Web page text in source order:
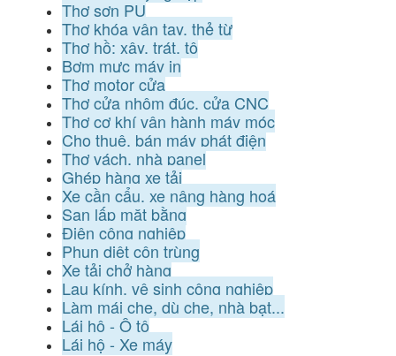
Thợ sơn PU
Thợ khóa vân tay, thẻ từ
Thợ hồ: xây, trát, tô
Bơm mực máy in
Thợ motor cửa
Thợ cửa nhôm đúc, cửa CNC
Thợ cơ khí vận hành máy móc
Cho thuê, bán máy phát điện
Thợ vách, nhà panel
Ghép hàng xe tải
Xe cần cẩu, xe nâng hàng hoá
San lấp mặt bằng
Điện công nghiệp
Phun diệt côn trùng
Xe tải chở hàng
Lau kính, vệ sinh công nghiệp
Làm mái che, dù che, nhà bạt...
Lái hộ - Ô tô
Lái hộ - Xe máy